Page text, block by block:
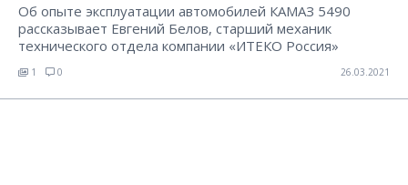
Об опыте эксплуатации автомобилей КАМАЗ 5490
рассказывает Евгений Белов, старший механик
технического отдела компании «ИТЕКО Россия»
1 0 26.03.2021